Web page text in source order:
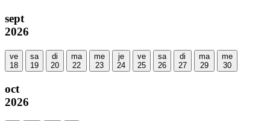
sept
2026
ve
18
sa
19
di
20
ma
22
me
23
je
24
ve
25
sa
26
di
27
ma
29
me
30
oct
2026